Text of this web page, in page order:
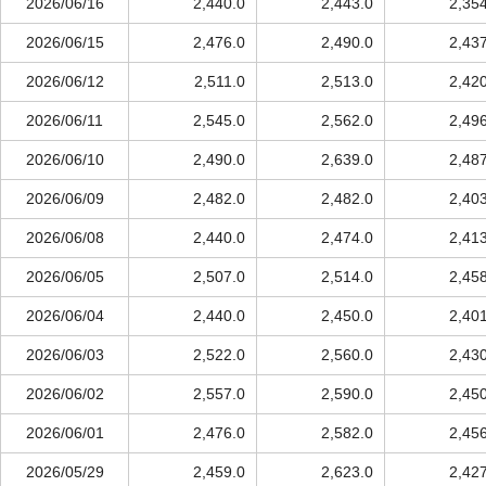
2026/06/15 2,476.0 2,490.0
2026/06/12 2,511.0 2,513.0
2026/06/11 2,545.0 2,562.0
2026/06/10 2,490.0 2,639.0
2026/06/09 2,482.0 2,482.0
2026/06/08 2,440.0 2,474.0
2026/06/05 2,507.0 2,514.0
2026/06/04 2,440.0 2,450.0
2026/06/03 2,522.0 2,560.0
2026/06/02 2,557.0 2,590.0
2026/06/01 2,476.0 2,582.0
2026/05/29 2,459.0 2,623.0